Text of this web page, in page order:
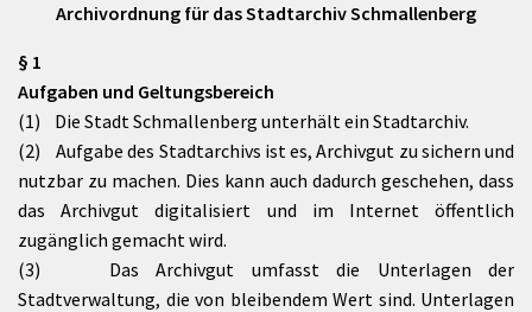
Archivordnung für das Stadtarchiv Schmallenberg
§ 1
Aufgaben und Geltungsbereich
(1) Die Stadt Schmallenberg unterhält ein Stadtarchiv.
(2) Aufgabe des Stadtarchivs ist es, Archivgut zu sichern und
nutzbar zu machen. Dies kann auch dadurch geschehen, dass
das Archivgut digitalisiert und im Internet öffentlich
zugänglich gemacht wird.
(3) Das Archivgut umfasst die Unterlagen der
Stadtverwaltung, die von bleibendem Wert sind. Unterlagen